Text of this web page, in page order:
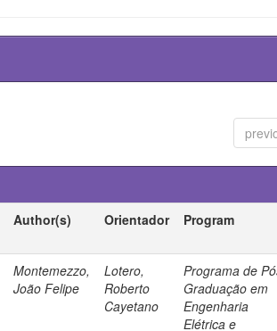
Author(s) Orientador Program
Montemezzo,
João Felipe
Lotero,
Roberto
Cayetano
Programa de
Graduação em
Engenharia
Elétrica e